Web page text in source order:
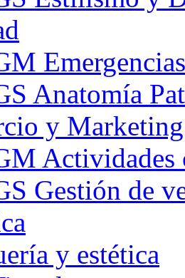
Anatomía
y Marketing
Actividades
Gestión de
y estética